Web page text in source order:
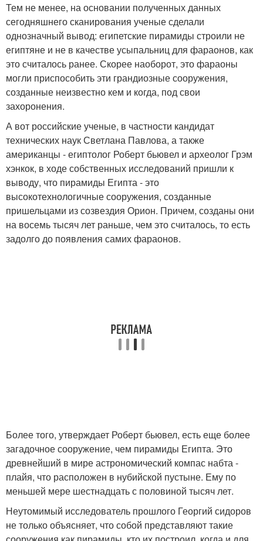
Тем не менее, на основании полученных данных
сегодняшнего сканирования ученые сделали
однозначный вывод: египетские пирамиды строили не
египтяне и не в качестве усыпальниц для фараонов, как
это считалось ранее. Скорее наоборот, это фараоны
могли приспособить эти грандиозные сооружения,
созданные неизвестно кем и когда, под свои
захоронения.
А вот российские ученые, в частности кандидат
технических наук Светлана Павлова, а также
американцы - египтолог Роберт бьювел и археолог Грэм
хэнкок, в ходе собственных исследований пришли к
выводу, что пирамиды Египта - это
высокотехнологичные сооружения, созданные
пришельцами из созвездия Орион. Причем, созданы они
на восемь тысяч лет раньше, чем это считалось, то есть
задолго до появления самих фараонов.
Более того, утверждает Роберт бьювел, есть еще более
загадочное сооружение, чем пирамиды Египта. Это
древнейший в мире астрономический компас набта -
плайя, что расположен в нубийской пустыне. Ему по
меньшей мере шестнадцать с половиной тысяч лет.
Неутомимый исследователь прошлого Георгий сидоров
не только объясняет, что собой представляют такие